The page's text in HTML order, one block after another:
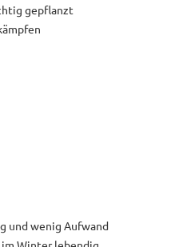
gepflanzt
und wenig Aufwand